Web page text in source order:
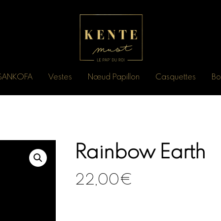
Vestes Nœud Papillon Casquettes
Rainbow Earth
22,00€